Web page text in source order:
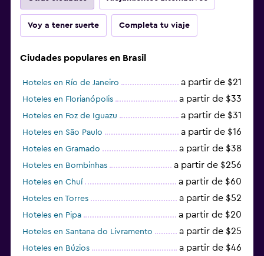
Habitación
Enchufe cerca de la cama
Perchero
Cámaras CCTV en el exterior
Seguridad las 24 horas
Zona de trabajo
Fax/fotocopiadora
Escritorio
Voy a tener suerte Completa tu viaje
Ciudades populares en Brasil
Hoteles en Río de Janeiro a partir de $21
Hoteles en Florianópolis a partir de $33
Hoteles en Foz de Iguazu a partir de $31
Hoteles en São Paulo a partir de $16
Hoteles en Gramado a partir de $38
Hoteles en Bombinhas a partir de $256
Hoteles en Chuí a partir de $60
Hoteles en Torres a partir de $52
Hoteles en Pipa a partir de $20
Hoteles en Santana do Livramento a partir de $25
Hoteles en Búzios a partir de $46